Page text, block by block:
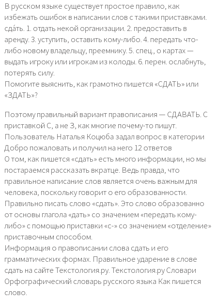
В русском языке существует простое правило, как
избежать ошибок в написании слов с такими приставками.
сда́ть. 1. отдать некой организации. 2. предоставить в
аренду. 3. уступить, оставить кому-либо. 4. передать что-
либо новому владельцу, преемнику. 5. спец., о картах —
выдать игроку или игрокам из колоды. 6. перен. ослабнуть,
потерять силу.
Помогите выяснить, как грамотно пишется «СДАТЬ» или
«ЗДАТЬ»?
Поэтому правильный вариант правописания — СДАВАТЬ. С
приставкой С, а не З, как многие почему-то пишут.
Пользователь Наталья Коцюба задал вопрос в категории
Добро пожаловать и получил на него 12 ответов
О том, как пишется «сдать» есть много информации, но мы
постараемся рассказать вкратце. Ведь правда, что
правильное написание слов является очень важным для
человека, поскольку говорит о его образованности.
Правильно писать слово «сдать». Это слово образованно
от основы глагола «дать» со значением «передать кому-
либо» с помощью приставки «с-» со значением «отделение»
приставочным способом.
Информация о правописании слова сдать и его
грамматических формах. Правильное ударение в слове
сдать на сайте Текстология.ру. Текстология.ру Словари
Орфографический словарь русского языка Как пишется
слово.